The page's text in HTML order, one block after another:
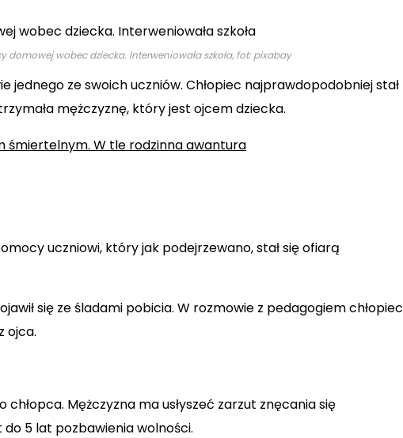
domowej wobec dziecka. Interweniowała szkoła, fot: pixabay
jednego ze swoich uczniów. Chłopiec najprawdopodobniej stał
mężczyznę, który jest ojcem dziecka.
śmiertelnym. W tle rodzinna awantura
uczniowi, który jak podejrzewano, stał się ofiarą
się ze śladami pobicia. W rozmowie z pedagogiem chłopiec
ojca.
Mężczyzna ma usłyszeć zarzut znęcania się
5 lat pozbawienia wolności.